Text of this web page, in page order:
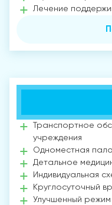
Лечение
Транспортное
учреждения
Одноместная
Детальное
Индивидуальная
Круглосуточный
Улучшенный режим